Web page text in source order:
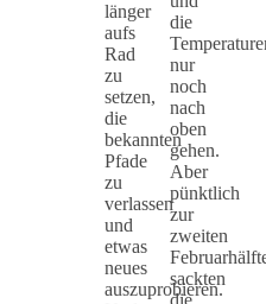
länger
aufs
Rad
zu
setzen,
die
bekannten
Pfade
zu
verlassen
und
etwas
neues
auszuprobieren.
die
nur
noch
nach
oben
gehen.
Aber
pünktlich
zur
zweiten
sackten
die